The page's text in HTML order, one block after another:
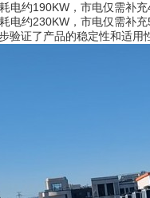
约190KW，市电仅需补充
约230KW，市电仅需补充
证了产品的稳定性和适用